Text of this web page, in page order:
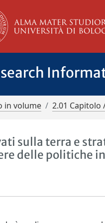
in volume 2.01
sulla terra e
delle politiche